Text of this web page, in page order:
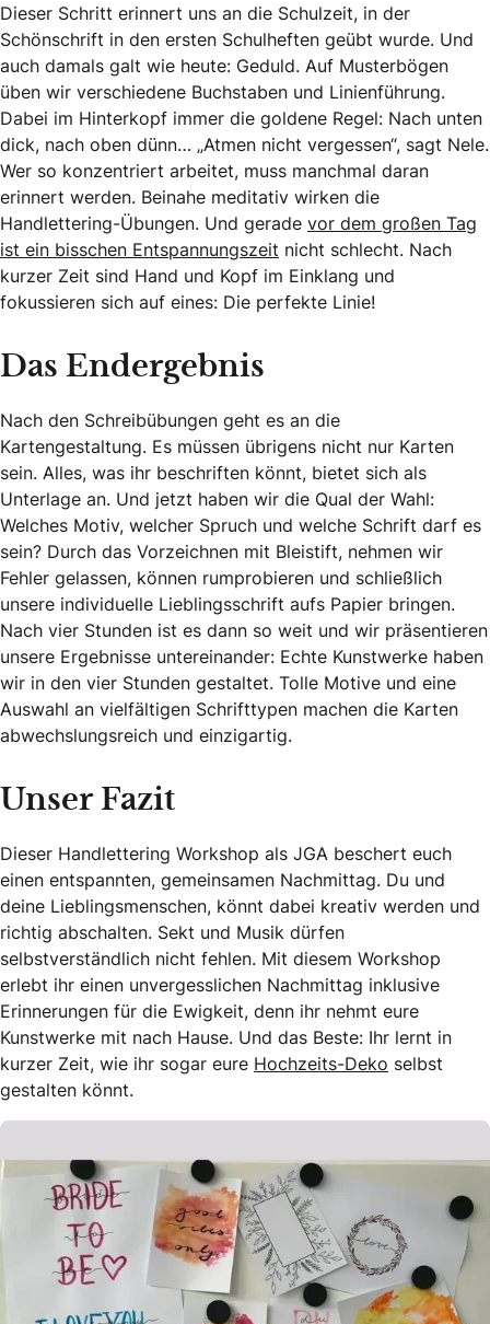
Dieser Schritt erinnert uns an die Schulzeit, in der
Schönschrift in den ersten Schulheften geübt wurde. Und
auch damals galt wie heute: Geduld. Auf Musterbögen
üben wir verschiedene Buchstaben und Linienführung.
Dabei im Hinterkopf immer die goldene Regel: Nach unten
dick, nach oben dünn… „Atmen nicht vergessen“, sagt Nele.
Wer so konzentriert arbeitet, muss manchmal daran
erinnert werden. Beinahe meditativ wirken die
Handlettering-Übungen. Und gerade vor dem großen Tag
ist ein bisschen Entspannungszeit nicht schlecht. Nach
kurzer Zeit sind Hand und Kopf im Einklang und
fokussieren sich auf eines: Die perfekte Linie!
Das Endergebnis
Nach den Schreibübungen geht es an die
Kartengestaltung. Es müssen übrigens nicht nur Karten
sein. Alles, was ihr beschriften könnt, bietet sich als
Unterlage an. Und jetzt haben wir die Qual der Wahl:
Welches Motiv, welcher Spruch und welche Schrift darf es
sein? Durch das Vorzeichnen mit Bleistift, nehmen wir
Fehler gelassen, können rumprobieren und schließlich
unsere individuelle Lieblingsschrift aufs Papier bringen.
Nach vier Stunden ist es dann so weit und wir präsentieren
unsere Ergebnisse untereinander: Echte Kunstwerke haben
wir in den vier Stunden gestaltet. Tolle Motive und eine
Auswahl an vielfältigen Schrifttypen machen die Karten
abwechslungsreich und einzigartig.
Unser Fazit
Dieser Handlettering Workshop als JGA beschert euch
einen entspannten, gemeinsamen Nachmittag. Du und
deine Lieblingsmenschen, könnt dabei kreativ werden und
richtig abschalten. Sekt und Musik dürfen
selbstverständlich nicht fehlen. Mit diesem Workshop
erlebt ihr einen unvergesslichen Nachmittag inklusive
Erinnerungen für die Ewigkeit, denn ihr nehmt eure
Kunstwerke mit nach Hause. Und das Beste: Ihr lernt in
kurzer Zeit, wie ihr sogar eure Hochzeits-Deko selbst
gestalten könnt.